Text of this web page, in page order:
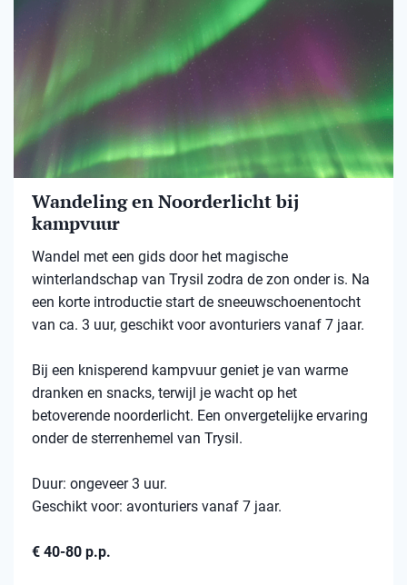
Wandeling en Noorderlicht bij
kampvuur
Wandel met een gids door het magische
winterlandschap van Trysil zodra de zon onder is. Na
een korte introductie start de sneeuwschoenentocht
van ca. 3 uur, geschikt voor avonturiers vanaf 7 jaar.
Bij een knisperend kampvuur geniet je van warme
dranken en snacks, terwijl je wacht op het
betoverende noorderlicht. Een onvergetelijke ervaring
onder de sterrenhemel van Trysil.
Duur: ongeveer 3 uur.
Geschikt voor: avonturiers vanaf 7 jaar.
€ 40-80 p.p.